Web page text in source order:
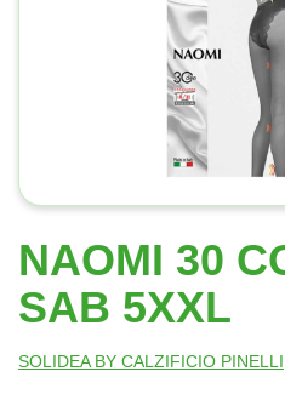
NAOMI 30
SAB 5XXL
SOLIDEA BY CALZIFICIO PINELLI